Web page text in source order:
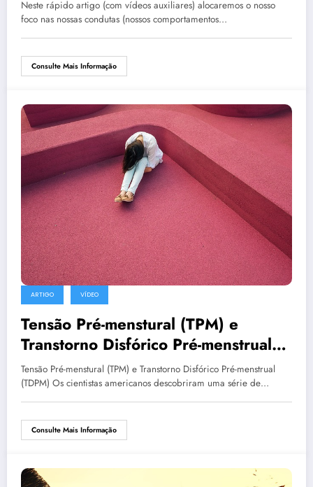
Neste rápido artigo (com vídeos auxiliares) alocaremos o nosso
foco nas nossas condutas (nossos comportamentos…
Consulte Mais Informação
ARTIGO VÍDEO
Tensão Pré-menstural (TPM) e
Transtorno Disfórico Pré-menstrual
(TDPM)
Tensão Pré-menstural (TPM) e Transtorno Disfórico Pré-menstrual
(TDPM) Os cientistas americanos descobriram uma série de…
Consulte Mais Informação